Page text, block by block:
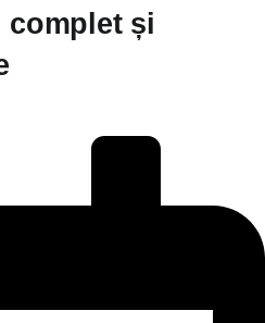
complet și